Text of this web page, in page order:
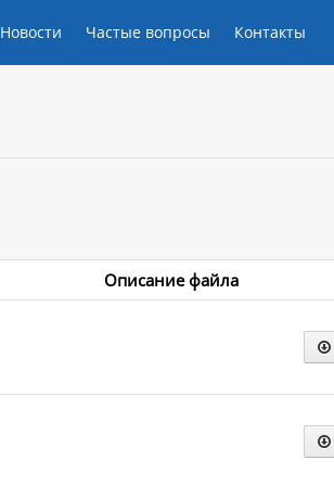
Новости Частые вопросы Контакты
Описание файла